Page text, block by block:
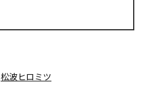
松波ヒロミツ